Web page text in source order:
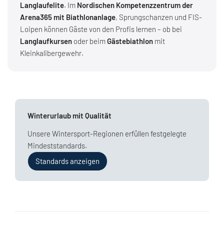
Langlaufelite. Im Nordischen Kompetenzzentrum der
Arena365 mit Biathlonanlage, Sprungschanzen und FIS-
Loipen können Gäste von den Profis lernen – ob bei
Langlaufkursen oder beimGästebiathlon mit
Kleinkalibergewehr.
Winterurlaub mit Qualität
Unsere Wintersport-Regionen erfüllen festgelegte
Mindeststandards.
Standards anzeigen